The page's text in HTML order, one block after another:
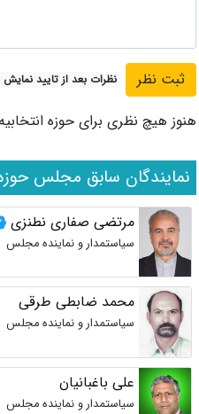
نظرات بعد از تایید
هنوز هیچ نظری برای حوزه
نمایندگان سابق مجلس
مرتضی صفاری نطنزی
سیاستمدار و نماینده مجلس
محمد ضابطی طرقی
سیاستمدار و نماینده مجلس
علی باغبانیان
سیاستمدار و نماینده مجلس